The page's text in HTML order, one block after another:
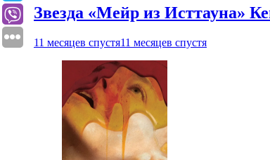
Звезда «Мейр из Исттауна»
11 месяцев спустя11 месяцев спустя